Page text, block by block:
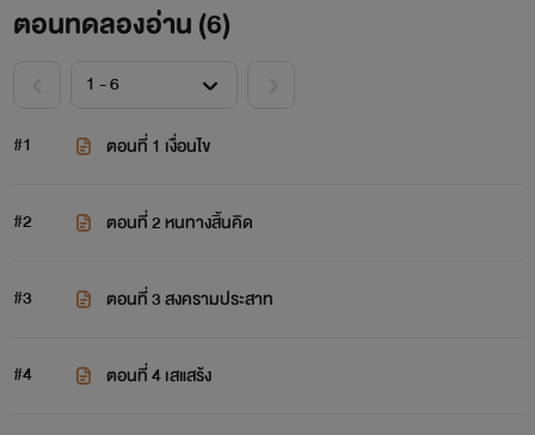
ตอนทดลองอ่าน (6)
#1 ตอนที่ 1 เงื่อนไข
#2 ตอนที่ 2 หนทางสิ้นคิด
#3 ตอนที่ 3 สงครามประสาท
#4 ตอนที่ 4 เสแสร้ง